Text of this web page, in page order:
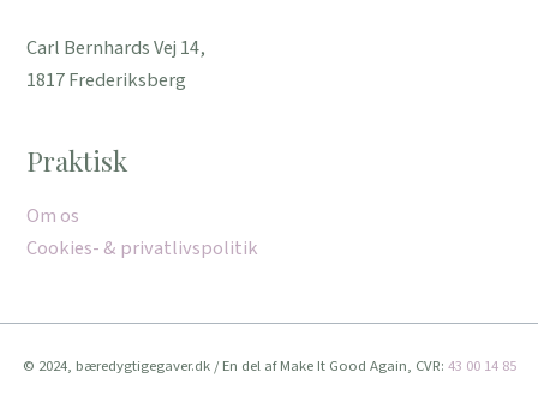
Carl Bernhards Vej 14,
1817 Frederiksberg
Praktisk
Om os
Cookies- & privatlivspolitik
© 2024, bæredygtigegaver.dk / En del af Make It Good Again, CVR: 43 00 14 85